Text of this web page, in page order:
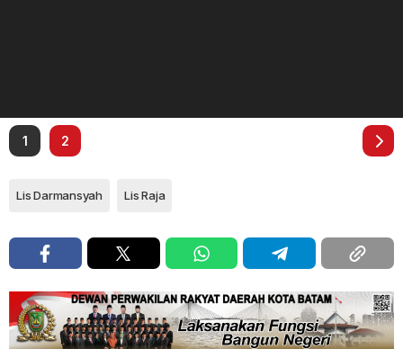
1 2
Lis Darmansyah Lis Raja